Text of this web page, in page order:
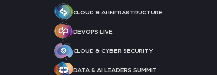
CLOUD & AI INFRASTRUCTURE
DEVOPS LIVE
CLOUD & CYBER SECURITY
DATA & AI LEADERS SUMMIT